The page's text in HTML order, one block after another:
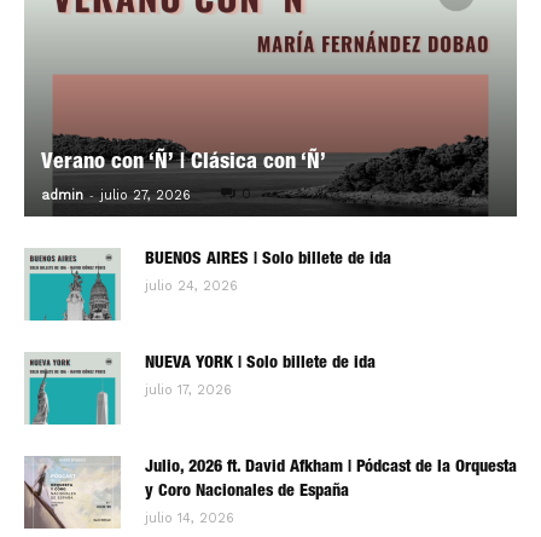
Verano con ‘Ñ’ | Clásica con ‘Ñ’
admin - julio 27, 2026 0
BUENOS AIRES | Solo billete de ida
julio 24, 2026
NUEVA YORK | Solo billete de ida
julio 17, 2026
Julio, 2026 ft. David Afkham | Pódcast de la Orquesta
y Coro Nacionales de España
julio 14, 2026